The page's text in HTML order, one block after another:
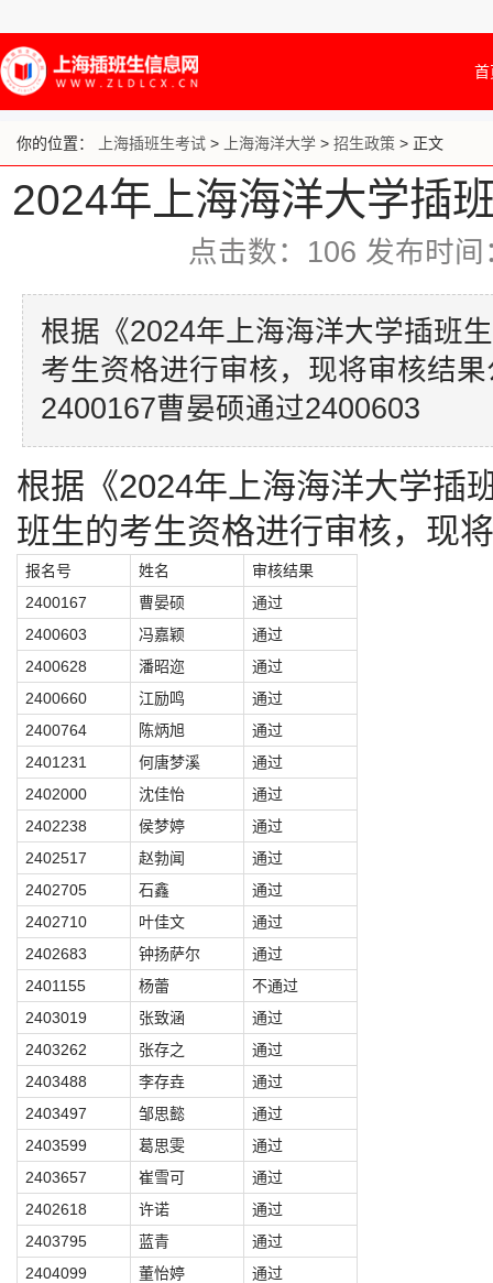
首
你的位置： 上海插班生考试 > 上海海洋大学 > 招生政策 > 正文
2024年上海海洋大学插
点击数： 106 发布时
根据《2024年上海海洋大学插班
考生资格进行审核，现将审核结
2400167曹晏硕通过2400603
根据《2024年上海海洋大学插
班生的考生资格进行审核，现
报名号 姓名
审核结果
2400167
曹晏硕
通过
2400603
冯嘉颖
通过
2400628
潘昭迩
通过
2400660
江励鸣
通过
2400764
陈炳旭
通过
2401231
何唐梦溪
通过
2402000
沈佳怡
通过
2402238
侯梦婷
通过
2402517
赵勃闻
通过
2402705
石鑫
通过
2402710
叶佳文
通过
2402683
钟扬萨尔
通过
2401155
杨蕾
不通过
2403019
张致涵
通过
2403262
张存之
通过
2403488
李存垚
通过
2403497
邹思懿
通过
2403599
葛思雯
通过
2403657
崔雪可
通过
2402618
许诺
通过
2403795
蓝青
通过
2404099
董怡婷
通过